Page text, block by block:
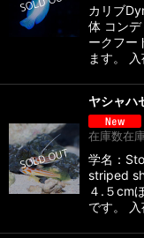
カリブ
体 コン
ークフー
ます。
ヤシャ
在庫数在
学名：
striped
４.５cm
です。